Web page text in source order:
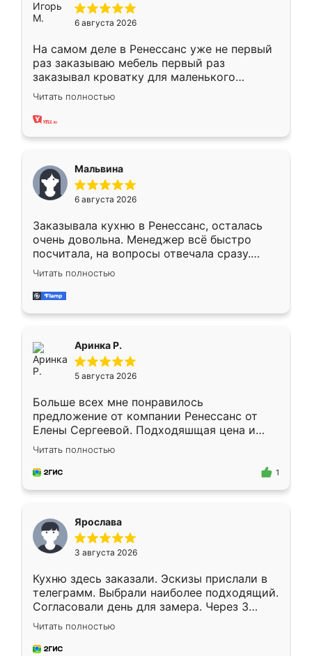
6 августа 2026
На самом деле в Ренессанс уже не первый
раз заказываю мебель первый раз
заказывал кроватку для маленького
ребёнка при его рождении ,во второй раз
заказал шкаф-купе. По качеству очень
хорошее сборка достаточно быстрая,
меньше, здесь же он более разнообразный.
Мне нравится ,если что-то потребуется из
мебели буду заказывать только здесь.
Читать полностью
Мальвина
6 августа 2026
Заказывала кухню в Ренессанс, осталась
очень довольна. Менеджер всё быстро
посчитала, на вопросы отвечала сразу.
Замерщик приехал в субботу, подошёл к
делу со всей ответственностью. Собрали
за день, ребята работали аккуратно, даже
Читать полностью
Аринка Р.
5 августа 2026
Больше всех мне понравилось
предложение от компании Ренессанс от
Елены Сергеевой. Подходяшщая цена и
короткие сроки изготовления. Приехавший
для замера сотрудник Владислав
предложил по моему эскизу самый
Читать полностью
1
Ярослава
3 августа 2026
Кухню здесь заказали. Эскизы прислали в
телеграмм. Выбрали наиболее подходящий.
Согласовали день для замера. Через 3
недели кухня была уже готова. Остались
довольны работой. Спасибо Ренессанс
мебель за качественную работу!
Читать полностью